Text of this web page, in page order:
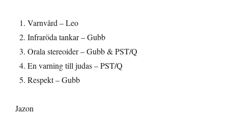
Varnvård – Leo
Infraröda tankar – Gubb
Orala stereoider – Gubb & PST/Q
En varning till judas – PST/Q
Respekt – Gubb
Jazon